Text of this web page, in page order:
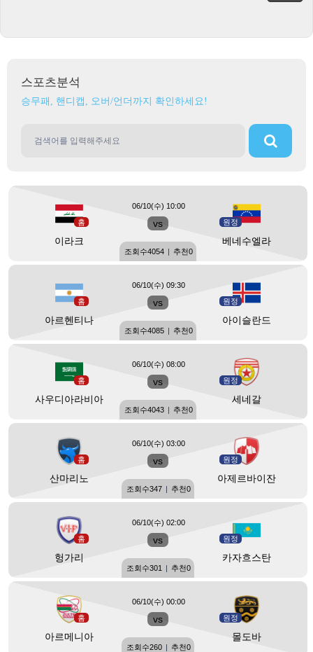
스포츠분석
승무패, 핸디캡, 오버/언더까지 확인하세요!
홈
이라크
vs 원정
베네수엘라
06/10(수) 10:00
조회수4054 | 추천0
홈
아르헨티나
vs 원정
아이슬란드
06/10(수) 09:30
조회수4085 | 추천0
홈
사우디아라비아
vs 원정
세네갈
06/10(수) 08:00
조회수4043 | 추천0
홈
산마리노
vs 원정
아제르바이잔
06/10(수) 03:00
조회수347 | 추천0
홈
헝가리
vs 원정
카자흐스탄
06/10(수) 02:00
조회수301 | 추천0
홈
아르메니아
vs 원정
몰도바
06/10(수) 00:00
조회수260 | 추천0